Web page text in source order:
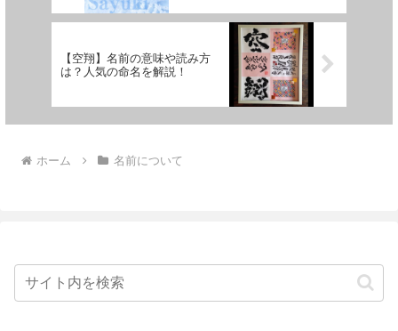
【空翔】名前の意味や読み方
は？人気の命名を解説！
ホーム 名前について